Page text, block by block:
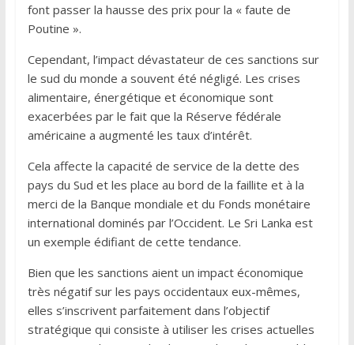
font passer la hausse des prix pour la « faute de
Poutine ».
Cependant, l’impact dévastateur de ces sanctions sur
le sud du monde a souvent été négligé. Les crises
alimentaire, énergétique et économique sont
exacerbées par le fait que la Réserve fédérale
américaine a augmenté les taux d’intérêt.
Cela affecte la capacité de service de la dette des
pays du Sud et les place au bord de la faillite et à la
merci de la Banque mondiale et du Fonds monétaire
international dominés par l’Occident. Le Sri Lanka est
un exemple édifiant de cette tendance.
Bien que les sanctions aient un impact économique
très négatif sur les pays occidentaux eux-mêmes,
elles s’inscrivent parfaitement dans l’objectif
stratégique qui consiste à utiliser les crises actuelles